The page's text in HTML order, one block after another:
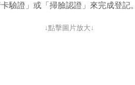
驗證」或「掃臉認證」來完成登記。
↓點擊圖片放大↓